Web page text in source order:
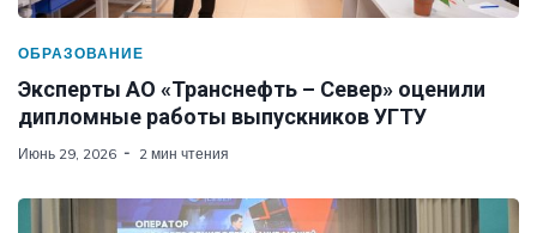
ОБРАЗОВАНИЕ
Эксперты АО «Транснефть – Север» оценили
дипломные работы выпускников УГТУ
Июнь 29, 2026 2 мин чтения